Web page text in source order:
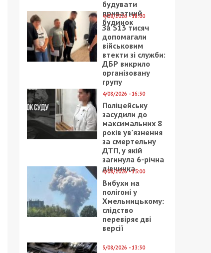
будувати
приватний
будинок
4/08/2026 - 18:00
За $13 тисяч
допомагали
військовим
втекти зі служби:
ДБР викрило
організовану
групу
4/08/2026 - 16:30
Поліцейську
засудили до
максимальних 8
років ув’язнення
за смертельну
ДТП, у якій
загинула 6-річна
дівчинка
4/08/2026 - 15:00
Вибухи на
полігоні у
Хмельницькому:
слідство
перевіряє дві
версії
3/08/2026 - 13:30